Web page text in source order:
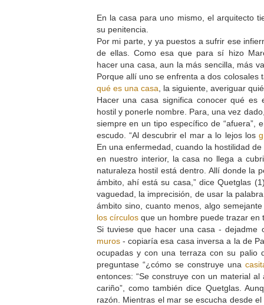
En la casa para uno mismo, el arquitecto
su penitencia.
Por mi parte, y ya puestos a sufrir ese
de ellas. Como esa que para sí hizo
hacer una casa, aun la más sencilla, más
Porque allí uno se enfrenta a dos colosales
qué es una casa , la siguiente, averiguar
Hacer una casa significa conocer qué es
hostil y ponerle nombre. Para, una vez
siempre en un tipo específico de “afuera”,
escudo. “Al descubrir el mar a lo lejos los
En una enfermedad, cuando la hostilidad
en nuestro interior, la casa no llega a
naturaleza hostil está dentro. Allí donde la
ámbito, ahí está su casa,” dice Quetglas
vaguedad, la imprecisión, de usar la
ámbito sino, cuanto menos, algo
los círculosque un hombre puede trazar en
Si tuviese que hacer una casa - dejadme
muros- copiaría esa casa inversa a la de
ocupadas y con una terraza con su palio
preguntase “¿cómo se construye una
entonces: “Se construye con un material
cariño”, como también dice Quetglas.
razón. Mientras el mar se escucha desde